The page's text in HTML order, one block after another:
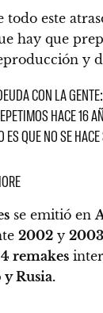
todo este
hay que
y
CON LA
HACE 16
ES QUE NO SE
se emitió en
2002 y
4 remakes
y Rusia.